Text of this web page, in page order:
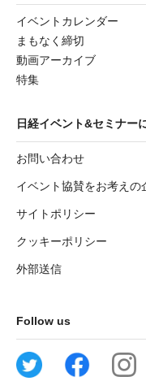
イベントカレンダー
まもなく締切
動画アーカイブ
特集
日経イベント&セミナー
お問い合わせ
イベント協賛をお考えの
サイトポリシー
クッキーポリシー
外部送信
Follow us